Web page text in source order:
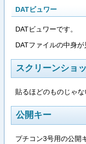
DATビュワー
DATビュワーです。
DATファイルの中身が
スクリーンショ
貼るほどのものじゃな
公開キー
プチコン3号用の公開